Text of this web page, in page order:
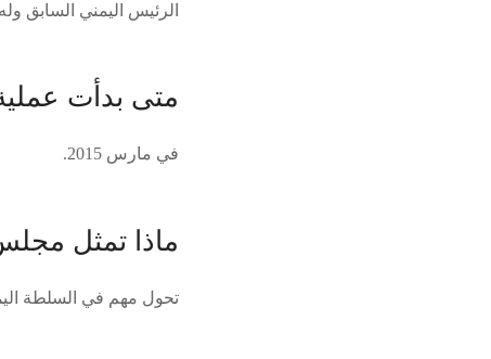
الرئيس اليمني السابق
متى بدأت
في مارس 2015.
ماذا تمثل
تحول مهم في السلطة